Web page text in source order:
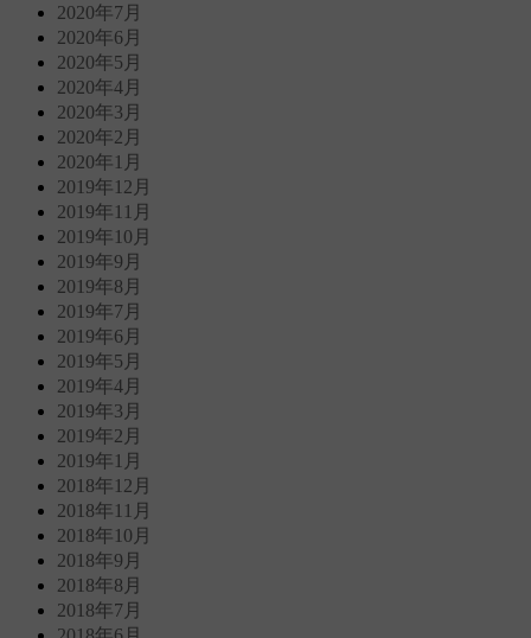
2020年7月
2020年6月
2020年5月
2020年4月
2020年3月
2020年2月
2020年1月
2019年12月
2019年11月
2019年10月
2019年9月
2019年8月
2019年7月
2019年6月
2019年5月
2019年4月
2019年3月
2019年2月
2019年1月
2018年12月
2018年11月
2018年10月
2018年9月
2018年8月
2018年7月